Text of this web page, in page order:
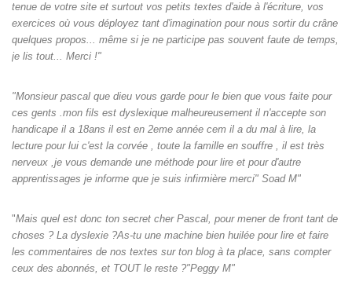
tenue de votre site et surtout vos petits textes d'aide à l'écriture, vos
exercices où vous déployez tant d'imagination pour nous sortir du crâne
quelques propos... même si je ne participe pas souvent faute de temps,
je lis tout... Merci !"
"Monsieur pascal que dieu vous garde pour le bien que vous faite pour
ces gents .mon fils est dyslexique malheureusement il n'accepte son
handicape il a 18ans il est en 2eme année cem il a du mal à lire, la
lecture pour lui c'est la corvée , toute la famille en souffre , il est très
nerveux ,je vous demande une méthode pour lire et pour d'autre
apprentissages je informe que je suis infirmière merci" Soad M"
"Mais quel est donc ton secret cher Pascal, pour mener de front tant de
choses ? La dyslexie ?As-tu une machine bien huilée pour lire et faire
les commentaires de nos textes sur ton blog à ta place, sans compter
ceux des abonnés, et TOUT le reste ?"Peggy M"